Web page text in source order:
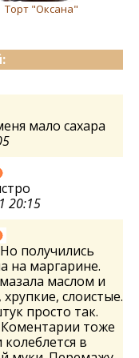
Торт "Оксана"
мало сахара
20:15
получились
на маргарине.
маслом и
слоистые.
просто так.
Коментарии тоже
в